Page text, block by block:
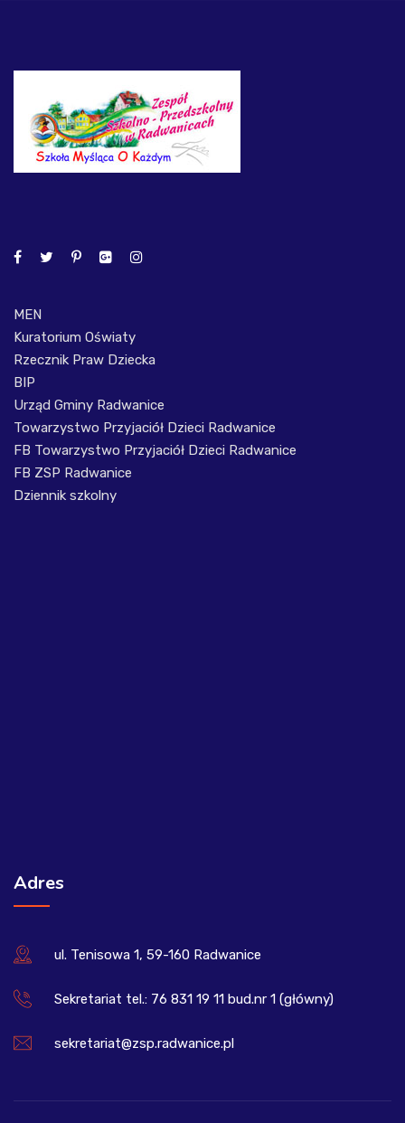
MEN
Kuratorium Oświaty
Rzecznik Praw Dziecka
BIP
Urząd Gminy Radwanice
Towarzystwo Przyjaciół Dzieci Radwanice
FB Towarzystwo Przyjaciół Dzieci Radwanice
FB ZSP Radwanice
Dziennik szkolny
Adres
ul. Tenisowa 1, 59-160 Radwanice
Sekretariat tel.: 76 831 19 11 bud.nr 1 (główny)
sekretariat@zsp.radwanice.pl